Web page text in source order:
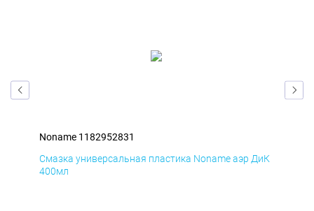
Noname 1182952831
Смазка универсальная пластика Noname аэр ДиК
400мл